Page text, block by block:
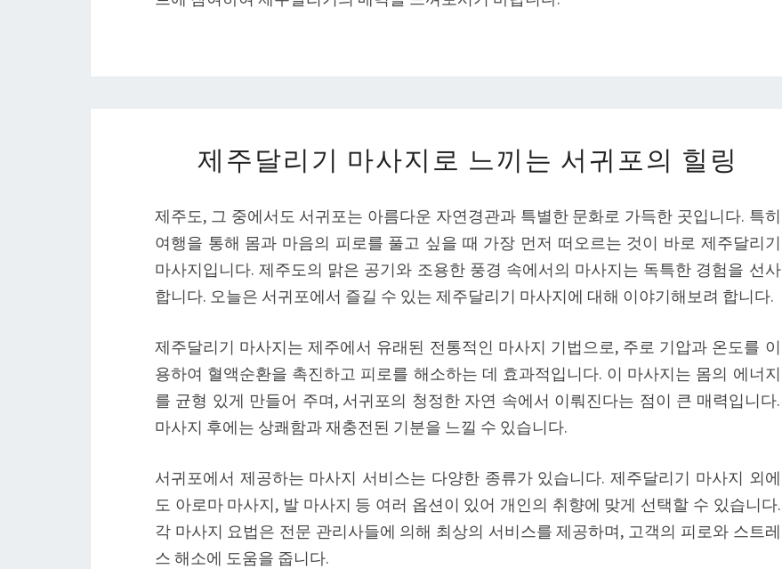
주
리
기
마
사
로
느
끼
는
귀
포
의
제주달리기 마사지로 느끼는 서귀포의 힐링
제주도, 그 중에서도 서귀포는 아름다운 자연경관과 특별한 문화로 가득한 곳입니다. 특히
여행을 통해 몸과 마음의 피로를 풀고 싶을 때 가장 먼저 떠오르는 것이 바로 제주달리기
마사지입니다. 제주도의 맑은 공기와 조용한 풍경 속에서의 마사지는 독특한 경험을 선사
합니다. 오늘은 서귀포에서 즐길 수 있는 제주달리기 마사지에 대해 이야기해보려 합니다.
제주달리기 마사지는 제주에서 유래된 전통적인 마사지 기법으로, 주로 기압과 온도를 이
용하여 혈액순환을 촉진하고 피로를 해소하는 데 효과적입니다. 이 마사지는 몸의 에너지
를 균형 있게 만들어 주며, 서귀포의 청정한 자연 속에서 이뤄진다는 점이 큰 매력입니다.
마사지 후에는 상쾌함과 재충전된 기분을 느낄 수 있습니다.
서귀포에서 제공하는 마사지 서비스는 다양한 종류가 있습니다. 제주달리기 마사지 외에
도 아로마 마사지, 발 마사지 등 여러 옵션이 있어 개인의 취향에 맞게 선택할 수 있습니다.
각 마사지 요법은 전문 관리사들에 의해 최상의 서비스를 제공하며, 고객의 피로와 스트레
스 해소에 도움을 줍니다.